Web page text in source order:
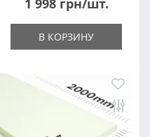
1 998 грн/шт.
В КОРЗИНУ